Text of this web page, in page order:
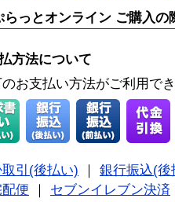
らっとオンライン ご購入の
方法について
のお支払い方法がご利用で
引(後払い)
銀行振込(後
便
セブンイレブン決済